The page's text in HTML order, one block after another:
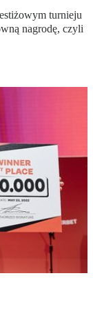
turnieju
nagrodę, czyli